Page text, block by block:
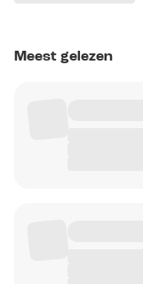
Meest gelezen